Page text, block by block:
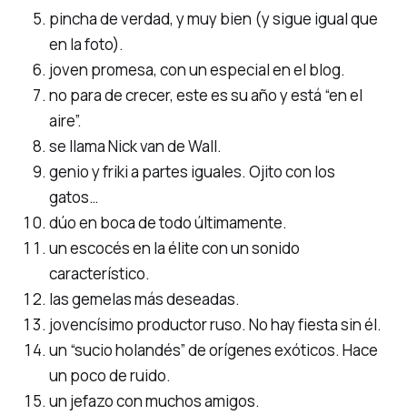
pincha de verdad, y muy bien (y sigue igual que
en la foto).
joven promesa, con un especial en el blog.
no para de crecer, este es su año y está “en el
aire”.
se llama Nick van de Wall.
genio y friki a partes iguales. Ojito con los
gatos…
dúo en boca de todo últimamente.
un escocés en la élite con un sonido
característico.
las gemelas más deseadas.
jovencísimo productor ruso. No hay fiesta sin él.
un “sucio holandés” de orígenes exóticos. Hace
un poco de ruido.
un jefazo con muchos amigos.